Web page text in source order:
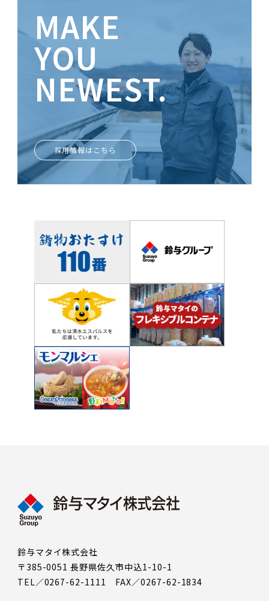
MAKE
YOU
NEWEST.
ときめきがあなたを輝かせる
採用情報はこちら
鈴与マタイ株式会社
〒385-0051 長野県佐久市中込1-10-1
TEL／0267-62-1111 FAX／0267-62-1834